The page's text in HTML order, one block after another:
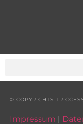
© COPYRIGHTS
Impressum |